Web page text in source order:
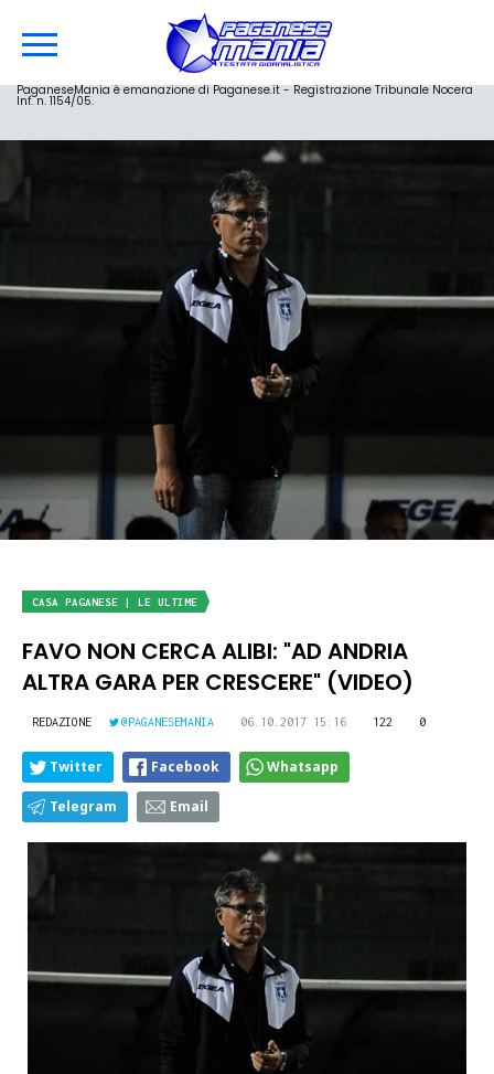
PaganeseMania è emanazione di Paganese.it - Registrazione Tribunale Nocera
Inf. n. 1154/05.
CASA PAGANESE | LE ULTIME
FAVO NON CERCA ALIBI: "AD ANDRIA
ALTRA GARA PER CRESCERE" (VIDEO)
REDAZIONE @PAGANESEMANIA 06.10.2017 15:16 122 0
Twitter Facebook Whatsapp
Telegram Email